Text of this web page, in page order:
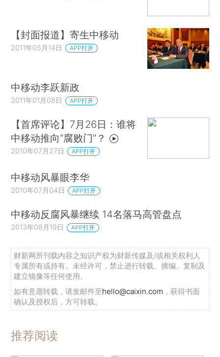
【封面报道】寄生中移动
2011年05月14日 APP打开
中移动李跃新政
2011年01月08日 APP打开
【首席评论】7月26日：谁将
中移动推向“腐败门”？
2010年07月27日 APP打开
中移动风暴眼李华
2010年07月04日 APP打开
中移动反腐风暴继续 14名落马高管盘点
2013年08月19日 APP打开
财新网所刊载内容之知识产权为财新传媒及/或相关权利人
专属所有或持有。未经许可，禁止进行转载、摘编、复制及
建立镜像等任何使用。
如有意愿转载，请发邮件至hello@caixin.com ，获得书面
确认及授权后，方可转载。
推荐阅读